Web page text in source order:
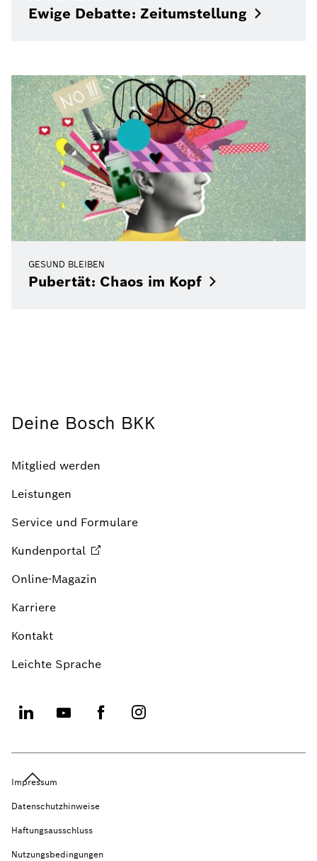
Ewige Debatte: Zeitumstellung
GESUND BLEIBEN
Pubertät: Chaos im Kopf
Deine Bosch BKK
Mitglied werden
Leistungen
Service und Formulare
Kundenportal
Online-Magazin
Karriere
Kontakt
Leichte Sprache
Impressum
Datenschutzhinweise
Haftungsausschluss
Nutzungsbedingungen